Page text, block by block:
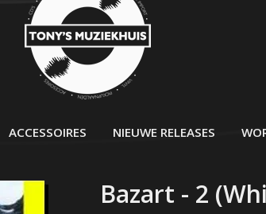
ACCESSOIRES NIEUWE RELEASES
Bazart - 2